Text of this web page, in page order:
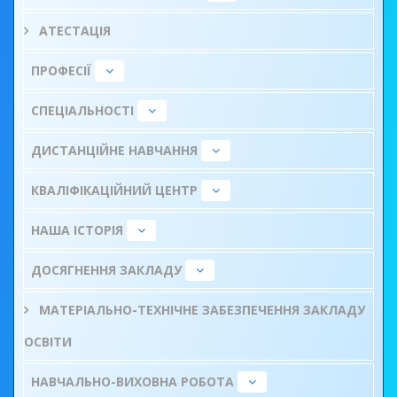
АТЕСТАЦІЯ
ПРОФЕСІЇ
СПЕЦІАЛЬНОСТІ
ДИСТАНЦІЙНЕ НАВЧАННЯ
КВАЛІФІКАЦІЙНИЙ ЦЕНТР
НАША ІСТОРІЯ
ДОСЯГНЕННЯ ЗАКЛАДУ
МАТЕРІАЛЬНО-ТЕХНІЧНЕ ЗАБЕЗПЕЧЕННЯ ЗАКЛАДУ
ОСВІТИ
НАВЧАЛЬНО-ВИХОВНА РОБОТА